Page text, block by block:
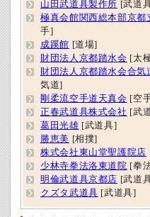
山田武道具製作所 [武道
極真会館関西総本部京都
手]
成蹊館 [道場]
財団法人京都踏水会 [太
財団法人京都踏水会合気
気道]
剛柔流空手道天真会 [空
正春武道具株式会社 [武
葛田光雄 [武道具]
勝恵美 [相撲]
株式会社東山堂聖護院店
少林寺拳法洛東道院 [拳
明倫武道具京都店 [武道
クズタ武道具 [武道具]